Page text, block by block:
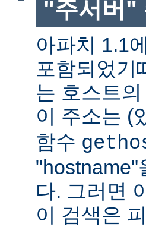
"주서버"
아파치 1.1
포함되었기
는 호스트
이 주소는 (
함수
"hostname"
다. 그러면
이 검색은